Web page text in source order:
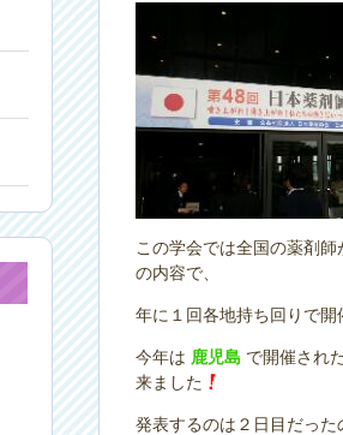
この学会では全国の薬剤
の内容で、
年に１回各地持ち回りで開
今年は 鹿児島 で開催され
来ました
発表するのは２日目だっ